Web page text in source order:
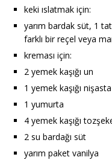
keki ıslatmak için:
yarım bardak süt, 1
farklı bir reçel veya
kreması için:
2 yemek kaşığı un
1 yemek kaşığı nişasta
1 yumurta
4 yemek kaşığı
2 su bardağı süt
yarım paket vanilya